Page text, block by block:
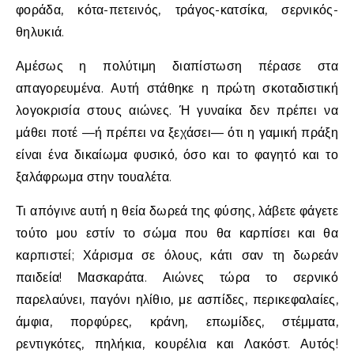
φοράδα, κότα-πετεινός, τράγος-κατσίκα, σερνικός-
θηλυκιά.
Αμέσως η πολύτιμη διαπίστωση πέρασε στα
απαγορευμένα. Αυτή στάθηκε η πρώτη σκοταδιστική
λογοκρισία στους αιώνες. Ή γυναίκα δεν πρέπει να
μάθει ποτέ —ή πρέπει να ξεχάσει— ότι η γαμική πράξη
είναι ένα δικαίωμα φυσικό, όσο και το φαγητό και το
ξαλάφρωμα στην τουαλέτα.
Τι απόγινε αυτή η θεία δωρεά της φύσης, λάβετε φάγετε
τούτο μου εστίν το σώμα που θα καρπίσει και θα
καρπιστεί; Χάρισμα σε όλους, κάτι σαν τη δωρεάν
παιδεία! Μασκαράτα. Αιώνες τώρα το σερνικό
παρελαύνει, παγόνι ηλίθιο, με ασπίδες, περικεφαλαίες,
άμφια, πορφύρες, κράνη, επωμίδες, στέμματα,
ρεντιγκότες, πηλήκια, κουρέλια και Λακόστ. Αυτός!